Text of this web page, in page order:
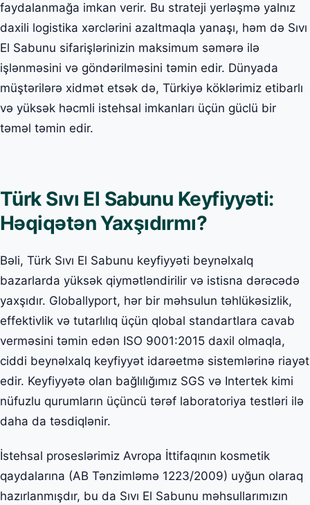
faydalanmağa imkan verir. Bu strateji yerləşmə yalnız
daxili logistika xərclərini azaltmaqla yanaşı, həm də Sıvı
El Sabunu sifarişlərinizin maksimum səmərə ilə
işlənməsini və göndərilməsini təmin edir. Dünyada
müştərilərə xidmət etsək də, Türkiyə köklərimiz etibarlı
və yüksək həcmli istehsal imkanları üçün güclü bir
təməl təmin edir.
Türk Sıvı El Sabunu Keyfiyyəti:
Həqiqətən Yaxşıdırmı?
Bəli, Türk Sıvı El Sabunu keyfiyyəti beynəlxalq
bazarlarda yüksək qiymətləndirilir və istisna dərəcədə
yaxşıdır. Globallyport, hər bir məhsulun təhlükəsizlik,
effektivlik və tutarlılıq üçün qlobal standartlara cavab
verməsini təmin edən ISO 9001:2015 daxil olmaqla,
ciddi beynəlxalq keyfiyyət idarəetmə sistemlərinə riayət
edir. Keyfiyyətə olan bağlılığımız SGS və Intertek kimi
nüfuzlu qurumların üçüncü tərəf laboratoriya testləri ilə
daha da təsdiqlənir.
İstehsal proseslərimiz Avropa İttifaqının kosmetik
qaydalarına (AB Tənzimləmə 1223/2009) uyğun olaraq
hazırlanmışdır, bu da Sıvı El Sabunu məhsullarımızın